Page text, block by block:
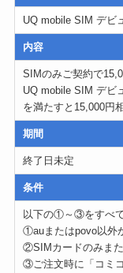
UQ mobile SIM デビ
内容
SIMのみご契約で
UQ mobile SIM デビ
を満たすと15,000円
期間
終了日未定
条件
以下の①～③をすべ
①auまたはpovo以外
②SIMカードのみま
③ご注文時に「コミ